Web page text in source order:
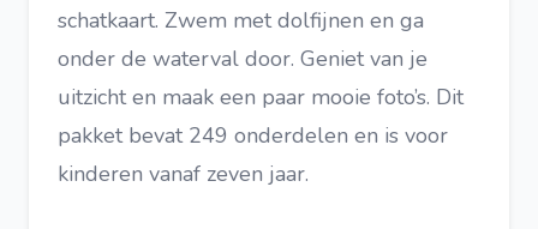
schatkaart. Zwem met dolfijnen en ga
onder de waterval door. Geniet van je
uitzicht en maak een paar mooie foto’s. Dit
pakket bevat 249 onderdelen en is voor
kinderen vanaf zeven jaar.